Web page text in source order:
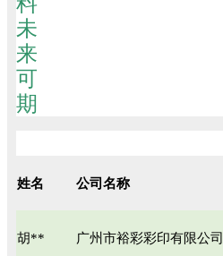
姓名 公司名称
胡** 广州市裕彩彩印有限公司